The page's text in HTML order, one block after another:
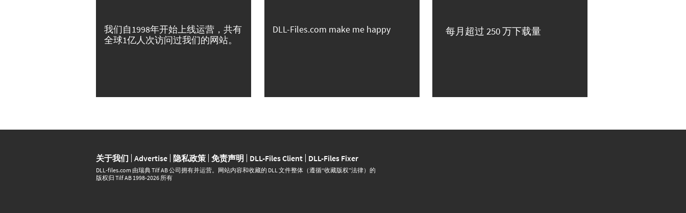
我们自1998年开始上线运营，共有
全球1亿人次访问过我们的网站。
DLL-Files.com make me happy 每月超过 250 万下载量
关于我们 Advertise 隐私政策 免责声明 DLL-Files Client DLL-Files Fixer
DLL‑files.com 由瑞典 Tilf AB 公司拥有并运营。网站内容和收藏的 DLL 文件整体（遵循“收藏版权”法律）的
版权归 Tilf AB 1998-2026 所有